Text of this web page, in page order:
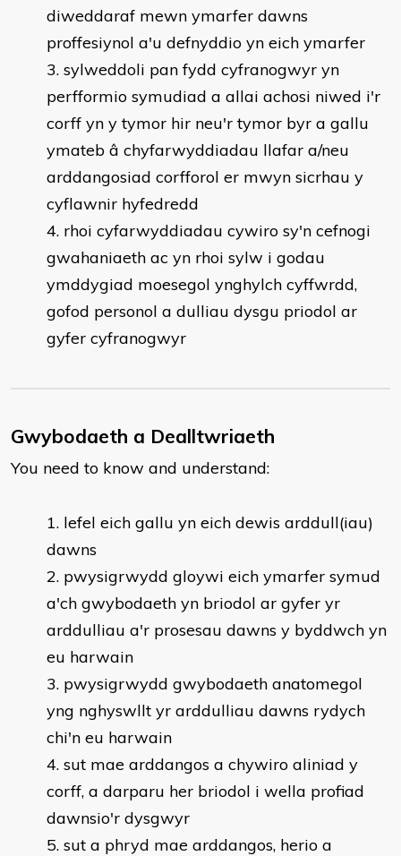
diweddaraf mewn ymarfer dawns
proffesiynol a'u defnyddio yn eich ymarfer
sylweddoli pan fydd cyfranogwyr yn
perfformio symudiad a allai achosi niwed i'r
corff yn y tymor hir neu'r tymor byr a gallu
ymateb â chyfarwyddiadau llafar a/neu
arddangosiad corfforol er mwyn sicrhau y
cyflawnir hyfedredd
rhoi cyfarwyddiadau cywiro sy'n cefnogi
gwahaniaeth ac yn rhoi sylw i godau
ymddygiad moesegol ynghylch cyffwrdd,
gofod personol a dulliau dysgu priodol ar
gyfer cyfranogwyr
Gwybodaeth a Dealltwriaeth
You need to know and understand:
​​lefel eich gallu yn eich dewis arddull(iau)
dawns
pwysigrwydd gloywi eich ymarfer symud
a'ch gwybodaeth yn briodol ar gyfer yr
arddulliau a'r prosesau dawns y byddwch yn
eu harwain
pwysigrwydd gwybodaeth anatomegol
yng nghyswllt yr arddulliau dawns rydych
chi'n eu harwain
sut mae arddangos a chywiro aliniad y
corff, a darparu her briodol i wella profiad
dawnsio'r dysgwyr
sut a phryd mae arddangos, herio a